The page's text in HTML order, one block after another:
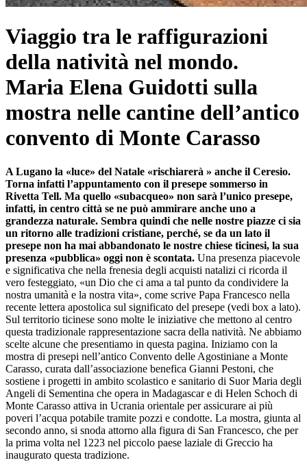
Viaggio tra le raffigurazioni
della natività nel mondo.
Maria Elena Guidotti sulla
mostra nelle cantine dell’antico
convento di Monte Carasso
A Lugano la «luce» del Natale «rischiarerà » anche il Ceresio.
Torna infatti l’appuntamento con il presepe sommerso in
Rivetta Tell. Ma quello «subacqueo» non sarà l’unico presepe,
infatti, in centro città se ne può ammirare anche uno a
grandezza naturale. Sembra quindi che nelle nostre piazze ci sia
un ritorno alle tradizioni cristiane, perché, se da un lato il
presepe non ha mai abbandonato le nostre chiese ticinesi, la sua
presenza «pubblica» oggi non è scontata. Una presenza piacevole
e significativa che nella frenesia degli acquisti natalizi ci ricorda il
vero festeggiato, «un Dio che ci ama a tal punto da condividere la
nostra umanità e la nostra vita», come scrive Papa Francesco nella
recente lettera apostolica sul significato del presepe (vedi box a lato).
Sul territorio ticinese sono molte le iniziative che mettono al centro
questa tradizionale rappresentazione sacra della natività. Ne abbiamo
scelte alcune che presentiamo in questa pagina. Iniziamo con la
mostra di presepi nell’antico Convento delle Agostiniane a Monte
Carasso, curata dall’associazione benefica Gianni Pestoni, che
sostiene i progetti in ambito scolastico e sanitario di Suor Maria degli
Angeli di Sementina che opera in Madagascar e di Helen Schoch di
Monte Carasso attiva in Ucrania orientale per assicurare ai più
poveri l’acqua potabile tramite pozzi e condotte. La mostra, giunta al
secondo anno, si snoda attorno alla figura di San Francesco, che per
la prima volta nel 1223 nel piccolo paese laziale di Greccio ha
inaugurato questa tradizione.